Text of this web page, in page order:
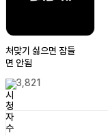
처맞기 싫으면 잠들
면 안됨
3,821